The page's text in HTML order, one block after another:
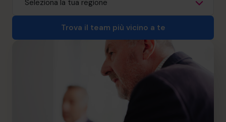
Trova il team più vicino a te